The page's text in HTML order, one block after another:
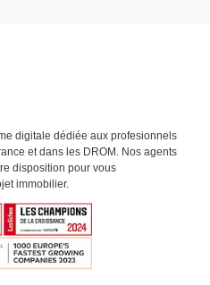
digitale dédiée aux profesionnels
et dans les DROM. Nos agents
disposition pour vous
immobilier.